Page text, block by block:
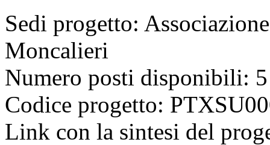
Sedi progetto:
Moncalieri
Numero posti disponibili: 5
Codice progetto:
Link con la sintesi del